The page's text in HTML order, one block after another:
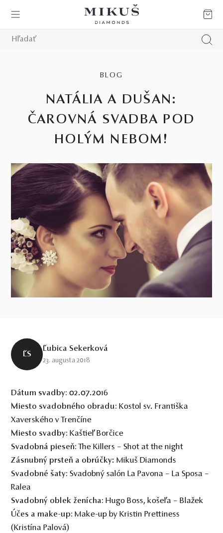
BLOG
NATÁLIA A DUŠAN:
ČAROVNÁ SVADBA POD
HOLÝM NEBOM!
ĽS
Ľubica Sekerková
23. augusta 2018
Dátum svadby: 02.07.2016
Miesto svadobného obradu: Kostol sv. Františka
Xaverského v Trenčíne
Miesto svadby: Kaštieľ Borčice
Svadobná pieseň: The Killers – Shot at the night
Zásnubný prsteň a obrúčky: Mikuš Diamonds
Svadobné šaty: Svadobný salón La Pavona – La Sposa –
Ralea
Svadobný oblek ženícha: Hugo Boss, košeľa – Blažek
Účes a make-up: Make-up by Kristin Prettiness
(Kristína Palová)